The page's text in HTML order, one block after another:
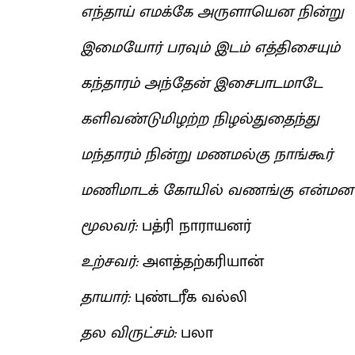
எந்தாய் எமக்கே அருளாயென நின்று
இமையோர் பரவும் இடம் எத்திசையும்
கந்தாரம் அந்தேன் இசைபாடமாடே
களிவண்டுமிழற்ற நிழல்துதைந்து
மந்தாரம் நின்று மணமல்கு நாங்கூர்
மணிமாடக் கோயில் வணங்கு
மூலவர்:பத்ரி நாராயனர்
உற்சவர்:அளத்தற்கரியான்
தாயார்:புண்டரீக வல்லி
தல விருட்சம்:பலா